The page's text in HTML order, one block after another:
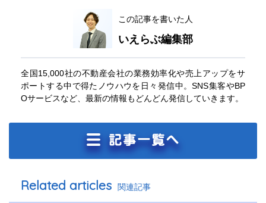
この記事を書いた人
いえらぶ編集部
全国15,000社の不動産会社の業務効率化や売上アップをサ
ポートする中で得たノウハウを日々発信中。SNS集客やBP
Oサービスなど、最新の情報もどんどん発信していきます。
Related articles 関連記事